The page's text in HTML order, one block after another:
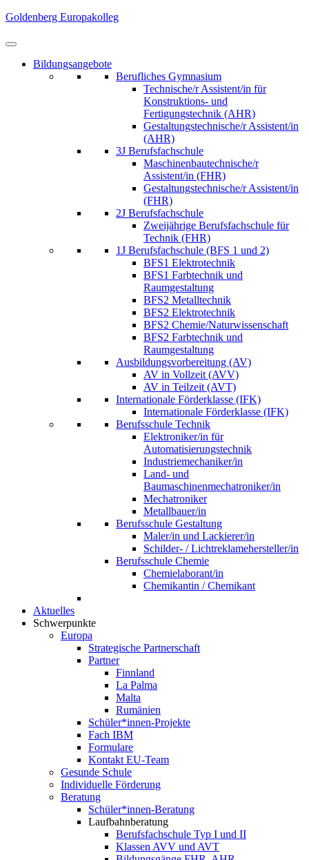
Skip
content
Enter)
Goldenberg Europakolleg
Bildungsangebote
Berufliches Gymnasium
Technische/r Assistent/in für
Konstruktions- und
Fertigungstechnik (AHR)
Gestaltungstechnische/r Assistent/in
(AHR)
3J Berufsfachschule
Maschinenbautechnische/r
Assistent/in (FHR)
Gestaltungstechnische/r Assistent/in
(FHR)
2J Berufsfachschule
Zweijährige Berufsfachschule für
Technik (FHR)
1J Berufsfachschule (BFS 1 und 2)
BFS1 Elektrotechnik
BFS1 Farbtechnik und
Raumgestaltung
BFS2 Metalltechnik
BFS2 Elektrotechnik
BFS2 Chemie/Naturwissenschaft
BFS2 Farbtechnik und
Raumgestaltung
Ausbildungsvorbereitung (AV)
AV in Vollzeit (AVV)
AV in Teilzeit (AVT)
Internationale Förderklasse (IFK)
Internationale Förderklasse (IFK)
Berufsschule Technik
Elektroniker/in für
Automatisierungstechnik
Industriemechaniker/in
Land- und
Baumaschinenmechatroniker/in
Mechatroniker
Metallbauer/in
Berufsschule Gestaltung
Maler/in und Lackierer/in
Schilder- / Lichtreklamehersteller/in
Berufsschule Chemie
Chemielaborant/in
Chemikantin / Chemikant
Aktuelles
Schwerpunkte
Europa
Strategische Partnerschaft
Partner
Finnland
La Palma
Malta
Rumänien
Schüler*innen-Projekte
Fach IBM
Formulare
Kontakt EU-Team
Gesunde Schule
Individuelle Förderung
Beratung
Schüler*innen-Beratung
Laufbahnberatung
Berufsfachschule Typ I und II
Klassen AVV und AVT